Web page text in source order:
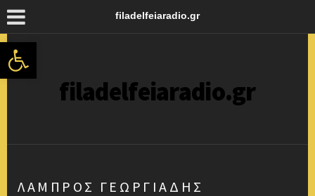
Ανοίξτε τη γραμμή εργαλείων
filadelfeiaradio.gr
filadelfeiaradio.gr
ΛΆΜΠΡΟΣ ΓΕΩΡΓΙΆΔΗΣ